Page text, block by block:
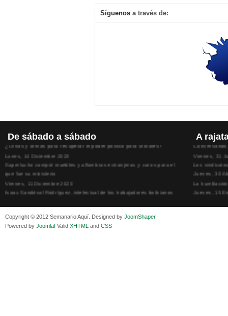
Síguenos a través de:
De sábado a sábado
¿Urnas y armas para recuperar el poder político para Morales?
Lunes, 14 Diciembre 2020
Superlucho compró muebles y alfombras extranjeros y caros para el
que fue su ministerio
Viernes, 11 Diciembre 2020
Isaac Sandóval Rodríguez, intelectual de los trabajadores bolivianos
Viernes, 11 Diciembre 2020
Viernes, 11 Diciembre 2020
En Bolivia, por la alianza obrera-campesina hacen más los trabajadores
A
Viernes, 31
Los
Jueves, 30
La
Jueves, 15
Adela
Copyright © 2012 Semanario Aquí. Designed by JoomShaper
Powered by Joomla! Valid XHTML and CSS